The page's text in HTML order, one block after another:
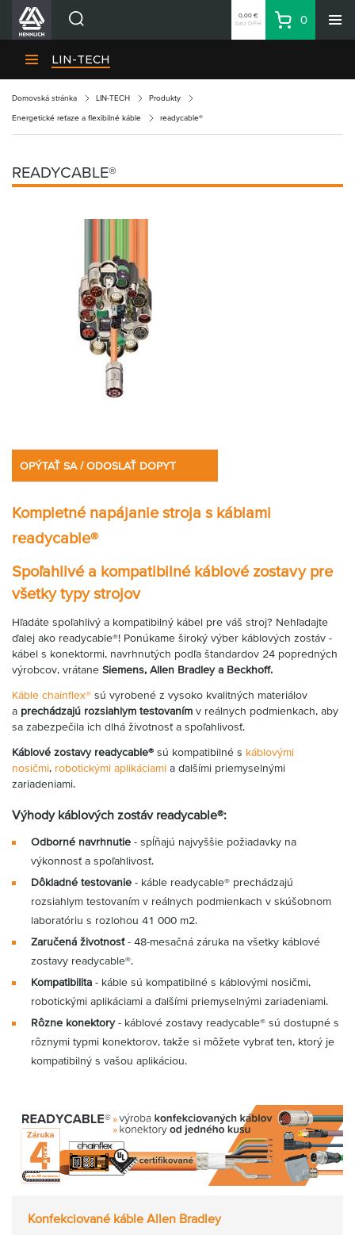
Divízie HENNLICH
Kariéra
Kontakty
Nákupný zoznam
Zone
0,00 €
bez DPH
Košík
0
LIN-TECH
Domovská stránka LIN-TECH Produkty
Energetické reťaze a flexibilné káble readycable®
READYCABLE®
OPÝTAŤ SA / ODOSLAŤ DOPYT
Kompletné napájanie stroja s káblami
readycable®
Spoľahlivé a kompatibilné káblové zostavy pre
všetky typy strojov
Hľadáte spoľahlivý a kompatibilný kábel pre váš stroj? Nehľadajte
ďalej ako readycable®! Ponúkame široký výber káblových zostáv -
kábel s konektormi, navrhnutých podľa štandardov 24 popredných
výrobcov, vrátane Siemens, Allen Bradley a Beckhoff.
Káble chainflex® sú vyrobené z vysoko kvalitných materiálov
a prechádzajú rozsiahlym testovaním v reálnych podmienkach, aby
sa zabezpečila ich dlhá životnosť a spoľahlivosť.
Káblové zostavy readycable® sú kompatibilné s káblovými
nosičmi, robotickými aplikáciami a ďalšími priemyselnými
zariadeniami.
Výhody káblových zostáv readycable®:
Odborné navrhnutie - spĺňajú najvyššie požiadavky na
výkonnosť a spoľahlivosť.
Dôkladné testovanie - káble readycable® prechádzajú
rozsiahlym testovaním v reálnych podmienkach v skúšobnom
laboratóriu s rozlohou 41 000 m2.
Zaručená životnosť- 48-mesačná záruka na všetky káblové
zostavy readycable®.
Kompatibilita - káble sú kompatibilné s káblovými nosičmi,
robotickými aplikáciami a ďalšími priemyselnými zariadeniami.
Rôzne konektory- káblové zostavy readycable® sú dostupné s
rôznymi typmi konektorov, takže si môžete vybrať ten, ktorý je
kompatibilný s vašou aplikáciou.
Konfekciované káble Allen Bradley